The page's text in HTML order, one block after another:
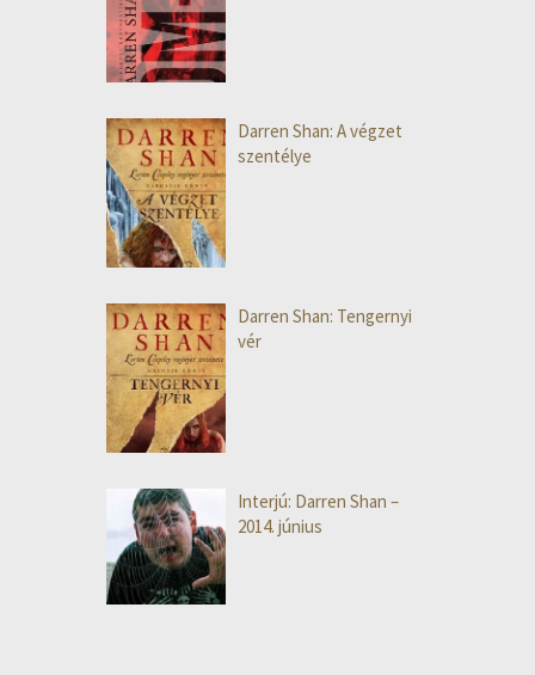
Darren Shan: A végzet
szentélye
Darren Shan: Tengernyi
vér
Interjú: Darren Shan –
2014. június